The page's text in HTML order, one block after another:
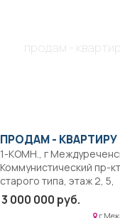
продам -
ПРОДАМ - КВАРТИРУ
1-КОМН., г Междуреченск,
Коммунистический пр-
старого типа, этаж 2, 5,
состояние нормальное, 39,1
кв.м, 20 кв.м, пластиковые
3 000 000 руб.
г